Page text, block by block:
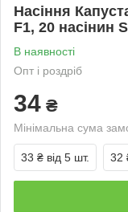
Насіння
F1, 20 насінин
В наявності
Опт і роздріб
34 ₴
Мінімальна сума
33 ₴ від 5 шт. 32